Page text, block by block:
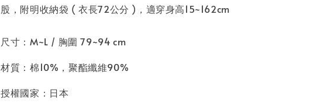
股，附明收納袋 ( 衣長72公分 )，適穿身高15~162cm
尺寸：M~L / 胸圍 79~94 cm
材質：棉10%，聚酯纖維90%
授權國家：日本